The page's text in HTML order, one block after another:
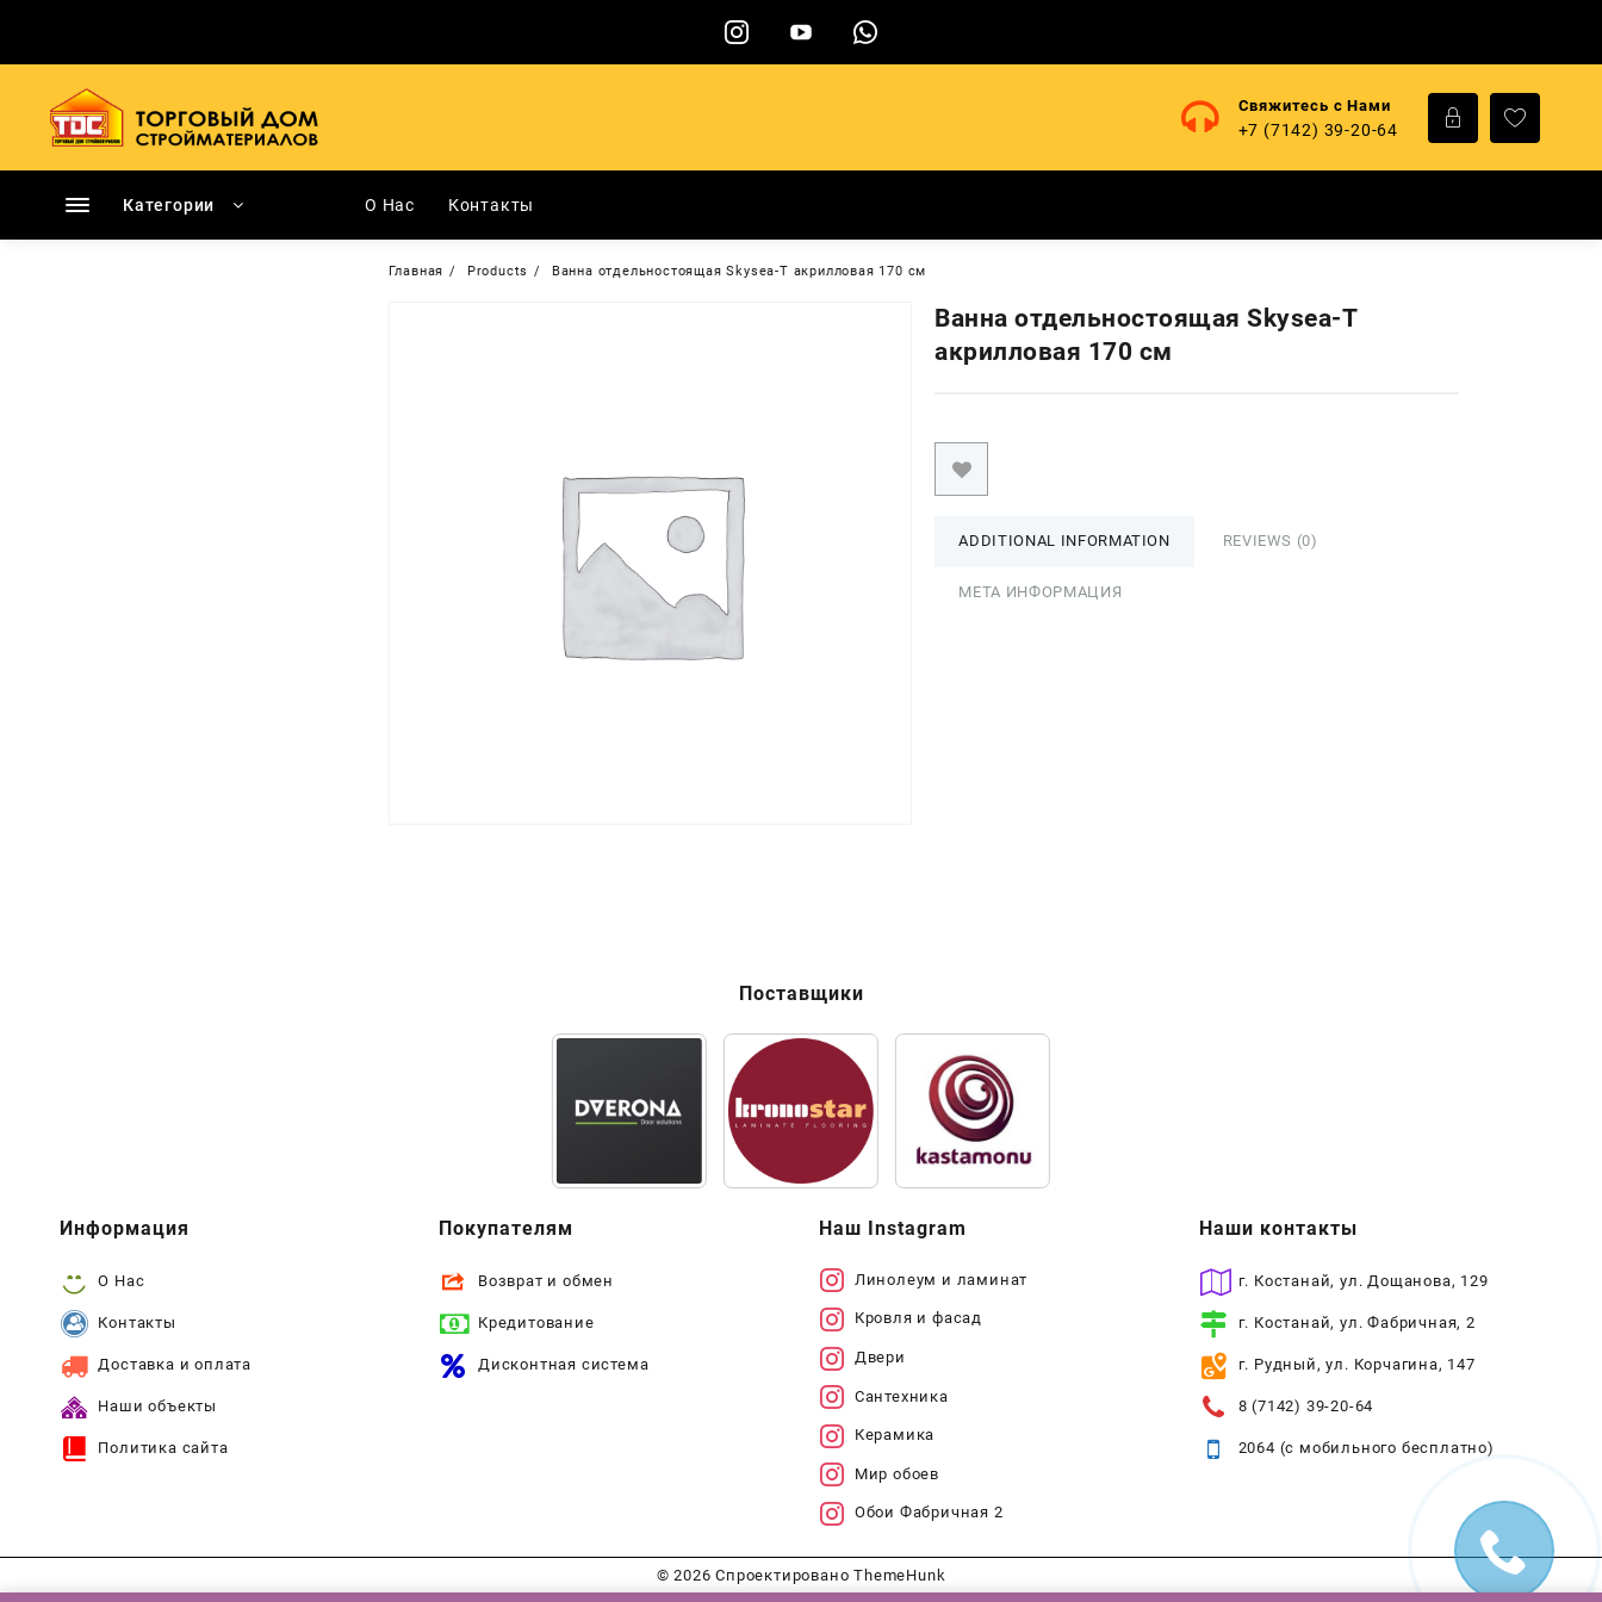
содержимому
Свяжитесь с Нами
+7 (7142) 39-20-64
Категории О Нас Контакты
Главная Products Ванна отдельностоящая Skysea-T акрилловая 170 cм
Ванна отдельностоящая Skysea-T
акрилловая 170 cм
ADDITIONAL INFORMATION REVIEWS (0)
МЕТА ИНФОРМАЦИЯ
Поставщики
Информация
О Нас
Контакты
Доставка и оплата
Наши объекты
Политика сайта
Покупателям
Возврат и обмен
Кредитование
Дисконтная система
Наш Instagram
Линолеум и ламинат
Кровля и фасад
Двери
Сантехника
Керамика
Мир обоев
Обои Фабричная 2
Наши контакты
г. Костанай, ул. Дощанова, 129
г. Костанай, ул. Фабричная, 2
г. Рудный, ул. Корчагина, 147
8 (7142) 39-20-64
2064 (с мобильного бесплатно)
© 2026Спроектировано ThemeHunk